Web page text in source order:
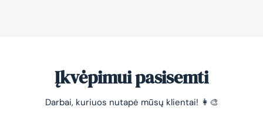
Įkvėpimui pasisemti
Darbai, kuriuos nutapė mūsų klientai! 👩‍🎨